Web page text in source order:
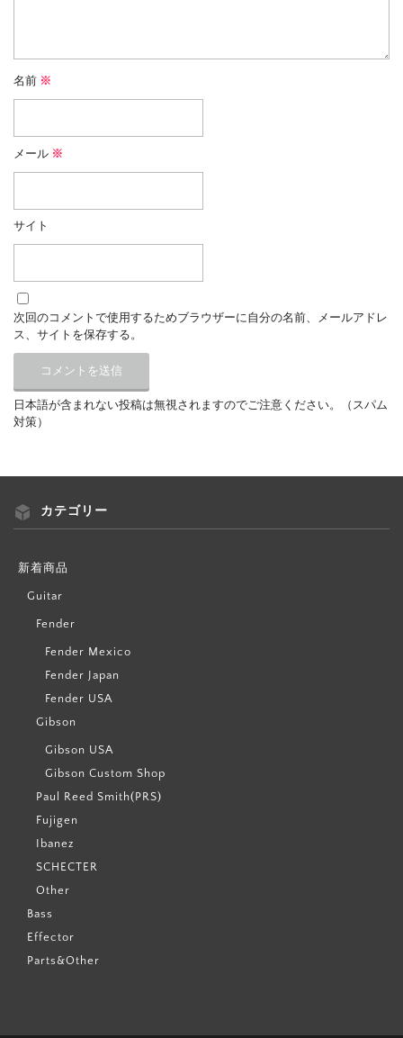
名前 ※
メール ※
サイト
次回のコメントで使用するためブラウザーに自分の名前、メールアドレ
ス、サイトを保存する。
日本語が含まれない投稿は無視されますのでご注意ください。（スパム
対策）
カテゴリー
新着商品
Guitar
Fender
Fender Mexico
Fender Japan
Fender USA
Gibson
Gibson USA
Gibson Custom Shop
Paul Reed Smith(PRS)
Fujigen
Ibanez
SCHECTER
Other
Bass
Effector
Parts&Other